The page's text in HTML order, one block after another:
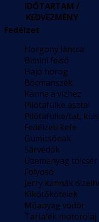
IDŐTARTAM /
KEDVEZMÉNY
Fedélzet
Horgony lánccal
Bimini felső
Hajó horog
Bócmanszék
Kanna a vízhez
Pilótafülke asztal
Pilótafülke/tat,
Fedélzeti kefe
Gumicsónak
Sárvédők
Üzemanyag tölcsér
Folyosó
Jerry kannák
Kikötőkötelek
Műanyag vödör
Tartalék motorolaj